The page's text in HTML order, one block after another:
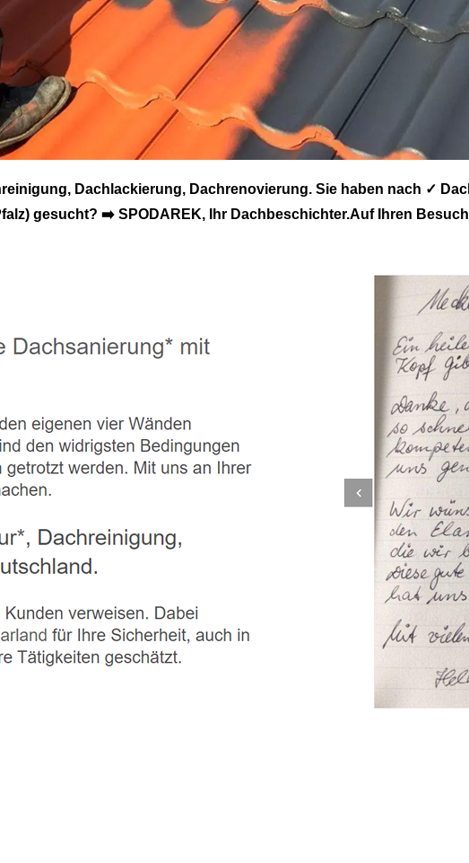
Dachlackierung, Dachrenovierung. Sie haben nach ✓
gesucht? ➡️ SPODAREK, Ihr Dachbeschichter.Auf Ihren